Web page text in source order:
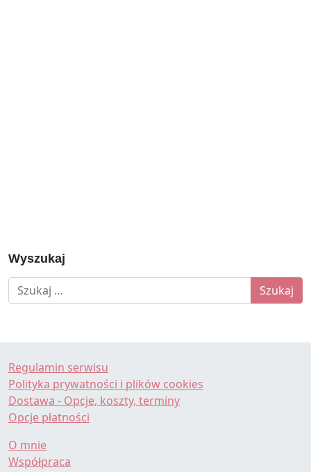
Wyszukaj
Szukaj:
Regulamin serwisu
Polityka prywatności i plików cookies
Dostawa - Opcje, koszty, terminy
Opcje płatności
O mnie
Współpraca